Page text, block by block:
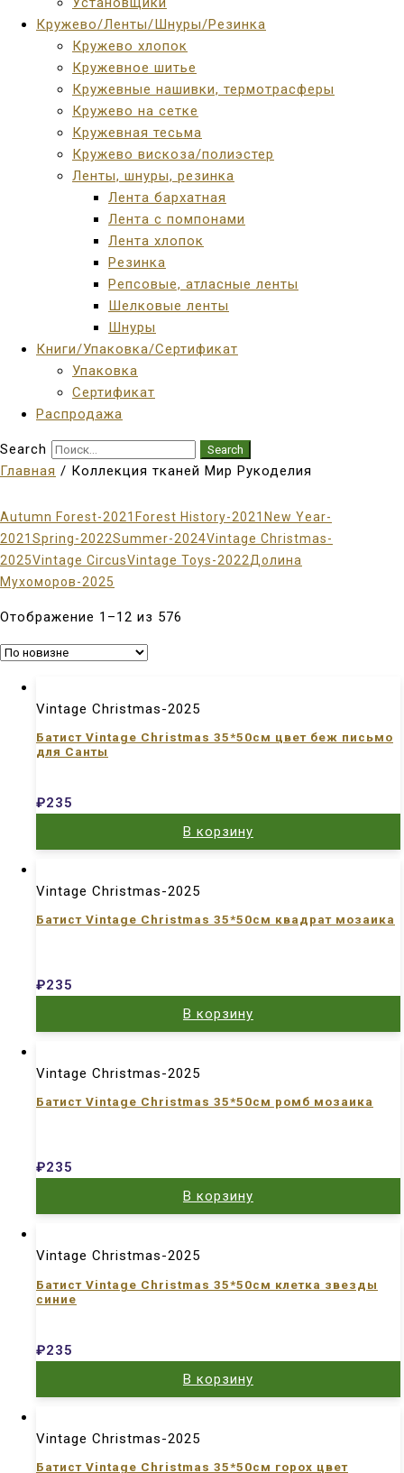
Кружево/Ленты/Шнуры/Резинка
Кружево хлопок
Кружевное шитье
Кружевные нашивки, термотрасферы
Кружево на сетке
Кружевная тесьма
Кружево вискоза/полиэстер
Ленты, шнуры, резинка
Лента бархатная
Лента с помпонами
Лента хлопок
Резинка
Репсовые, атласные ленты
Шелковые ленты
Шнуры
Книги/Упаковка/Сертификат
Упаковка
Сертификат
Распродажа
Search Search
Главная / Коллекция тканей Мир Рукоделия
Autumn Forest-2021 Forest History-2021 New Year-
2021 Spring-2022Summer-2024Vintage Christmas-
2025Vintage CircusVintage Toys-2022Долина
Мухоморов-2025
Отображение 1–12 из 576
Vintage Christmas-2025
Батист Vintage Christmas 35*50см цвет беж письмо
для Санты
₽235
В корзину
Vintage Christmas-2025
Батист Vintage Christmas 35*50см квадрат мозаика
₽235
В корзину
Vintage Christmas-2025
Батист Vintage Christmas 35*50см ромб мозаика
₽235
В корзину
Vintage Christmas-2025
Батист Vintage Christmas 35*50см клетка звезды
синие
₽235
В корзину
Vintage Christmas-2025
Батист Vintage Christmas 35*50см горох цвет